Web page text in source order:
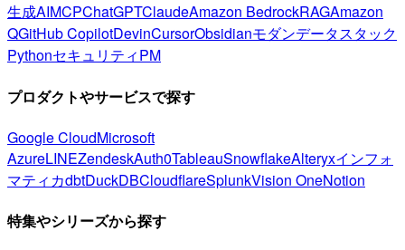
生成AIMCPChatGPTClaudeAmazon BedrockRAGAmazon
QGitHub CopilotDevinCursorObsidianモダンデータスタック
PythonセキュリティPM
プロダクトやサービスで探す
Google CloudMicrosoft
AzureLINEZendeskAuth0TableauSnowflakeAlteryxインフォ
マティカdbtDuckDBCloudflareSplunkVision OneNotion
特集やシリーズから探す